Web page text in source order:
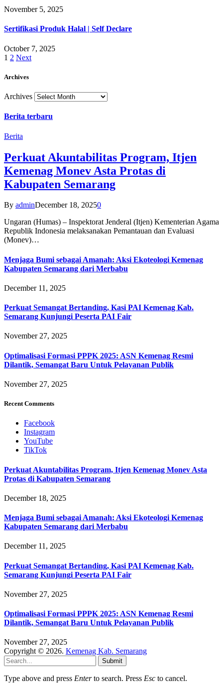
November 5, 2025
Sertifikasi Produk Halal | Self Declare
October 7, 2025
1 2 Next
Archives
Archives
Berita terbaru
Berita
Perkuat Akuntabilitas Program, Itjen
Kemenag Monev Asta Protas di
Kabupaten Semarang
By adminDecember 18, 20250
Ungaran (Humas) – Inspektorat Jenderal (Itjen) Kementerian Agama
Republik Indonesia melaksanakan Pemantauan dan Evaluasi
(Monev)…
Menjaga Bumi sebagai Amanah: Aksi Ekoteologi Kemenag
Kabupaten Semarang dari Merbabu
December 11, 2025
Perkuat Semangat Bertanding, Kasi PAI Kemenag Kab.
Semarang Kunjungi Peserta PAI Fair
November 27, 2025
Optimalisasi Formasi PPPK 2025: ASN Kemenag Resmi
Dilantik, Semangat Baru Untuk Pelayanan Publik
November 27, 2025
Recent Comments
Facebook
Instagram
YouTube
TikTok
Perkuat Akuntabilitas Program, Itjen Kemenag Monev Asta
Protas di Kabupaten Semarang
December 18, 2025
Menjaga Bumi sebagai Amanah: Aksi Ekoteologi Kemenag
Kabupaten Semarang dari Merbabu
December 11, 2025
Perkuat Semangat Bertanding, Kasi PAI Kemenag Kab.
Semarang Kunjungi Peserta PAI Fair
November 27, 2025
Optimalisasi Formasi PPPK 2025: ASN Kemenag Resmi
Dilantik, Semangat Baru Untuk Pelayanan Publik
November 27, 2025
Copyright © 2026. Kemenag Kab. Semarang
Submit
Type above and press Enterto search. Press Esc to cancel.